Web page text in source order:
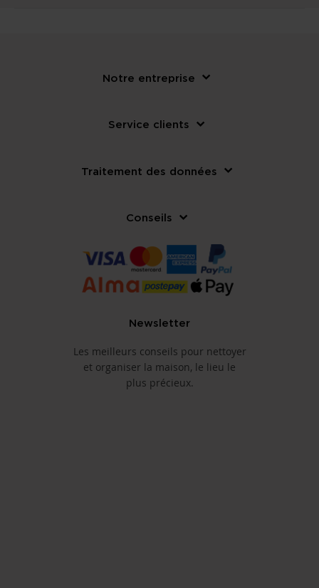
Notre entreprise
Service clients
Traitement des données
Conseils
Newsletter
Les meilleurs conseils pour nettoyer
et organiser la maison, le lieu le
plus précieux.